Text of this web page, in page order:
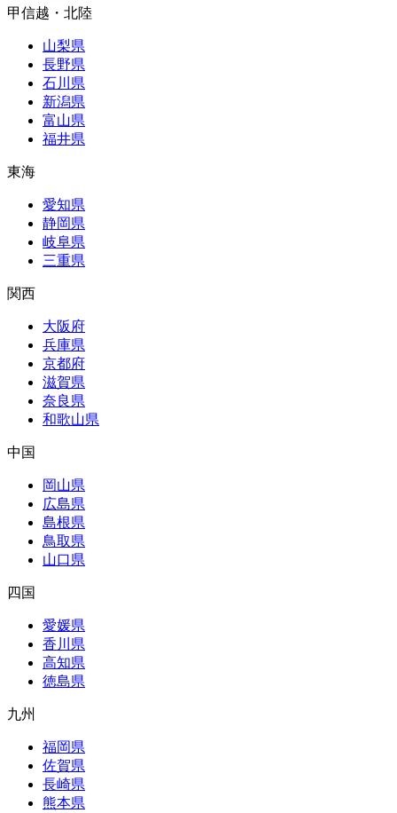
甲信越・北陸
山梨県
長野県
石川県
新潟県
富山県
福井県
東海
愛知県
静岡県
岐阜県
三重県
関西
大阪府
兵庫県
京都府
滋賀県
奈良県
和歌山県
中国
岡山県
広島県
島根県
鳥取県
山口県
四国
愛媛県
香川県
高知県
徳島県
九州
福岡県
佐賀県
長崎県
熊本県